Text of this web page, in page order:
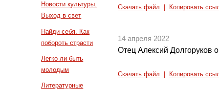
Новости культуры.
Выход в свет
Найди себя. Как
побороть страсти
Легко ли быть
молодым
Литературные
Скачать файл Копировать
14 апреля 2022
Отец Алексий Долгоруков
Скачать файл Копировать